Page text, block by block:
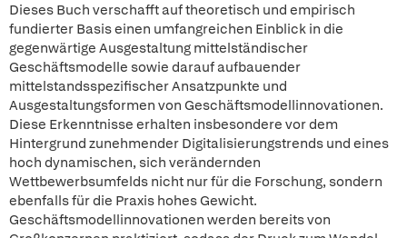
Dieses Buch verschafft auf theoretisch und empirisch
fundierter Basis einen umfangreichen Einblick in die
gegenwärtige Ausgestaltung mittelständischer
Geschäftsmodelle sowie darauf aufbauender
mittelstandsspezifischer Ansatzpunkte und
Ausgestaltungsformen von Geschäftsmodellinnovationen.
Diese Erkenntnisse erhalten insbesondere vor dem
Hintergrund zunehmender Digitalisierungstrends und eines
hoch dynamischen, sich verändernden
Wettbewerbsumfelds nicht nur für die Forschung, sondern
ebenfalls für die Praxis hohes Gewicht.
Geschäftsmodellinnovationen werden bereits von